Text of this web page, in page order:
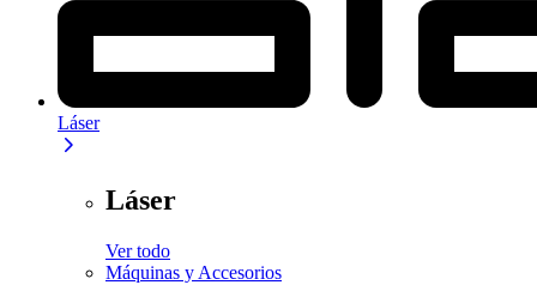
Láser
Láser
Ver todo
Máquinas y Accesorios